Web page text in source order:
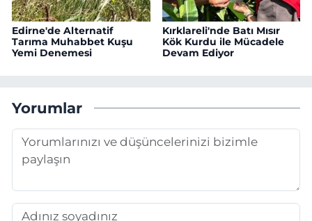
Edirne'de Alternatif
Tarıma Muhabbet Kuşu
Yemi Denemesi
Kırklareli'nde Batı Mısır
Kök Kurdu ile Mücadele
Devam Ediyor
Yorumlar